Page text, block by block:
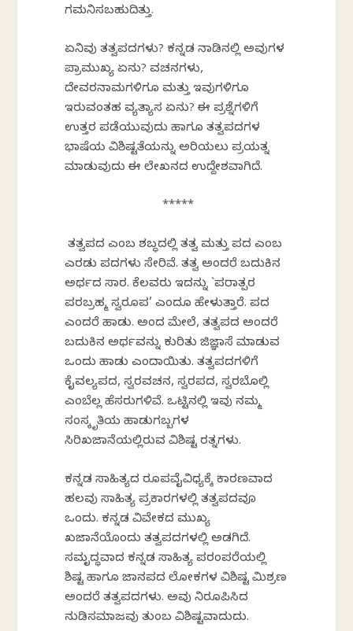
ಗಮನಿಸಬಹುದಿತ್ತು.
ಏನಿವು ತತ್ವಪದಗಳು? ಕನ್ನಡ ನಾಡಿನಲ್ಲಿ ಅವುಗಳ
ಪ್ರಾಮುಖ್ಯ ಏನು? ವಚನಗಳು,
ದೇವರನಾಮಗಳಿಗೂ ಮತ್ತು ಇವುಗಳಿಗೂ
ಇರುವಂತಹ ವ್ಯತ್ಯಾಸ ಏನು? ಈ ಪ್ರಶ್ನೆಗಳಿಗೆ
ಉತ್ತರ ಪಡೆಯುವುದು ಹಾಗೂ ತತ್ವಪದಗಳ
ಭಾಷೆಯ ವಿಶಿಷ್ಟತೆಯನ್ನು ಅರಿಯಲು ಪ್ರಯತ್ನ
ಮಾಡುವುದು ಈ ಲೇಖನದ ಉದ್ದೇಶವಾಗಿದೆ.
*****
ತತ್ವಪದ ಎಂಬ ಶಬ್ಧದಲ್ಲಿ ತತ್ವ ಮತ್ತು ಪದ ಎಂಬ
ಎರಡು ಪದಗಳು ಸೇರಿವೆ. ತತ್ವ ಅಂದರೆ ಬದುಕಿನ
ಅರ್ಥದ ಸಾರ. ಕೆಲವರು ಇದನ್ನು `ಪರಾತ್ಪರ
ಪರಬ್ರಹ್ಮ ಸ್ವರೂಪ’ ಎಂದೂ ಹೇಳುತ್ತಾರೆ. ಪದ
ಎಂದರೆ ಹಾಡು. ಅಂದ ಮೇಲೆ, ತತ್ವಪದ ಅಂದರೆ
ಬದುಕಿನ ಅರ್ಥವನ್ನು ಕುರಿತು ಜಿಜ್ಞಾಸೆ ಮಾಡುವ
ಒಂದು ಹಾಡು ಎಂದಾಯಿತು. ತತ್ವಪದಗಳಿಗೆ
ಕೈವಲ್ಯಪದ, ಸ್ವರವಚನ, ಸ್ವರಪದ, ಸ್ವರಬೊಲ್ಲಿ
ಎಂಬೆಲ್ಲ ಹೆಸರುಗಳಿವೆ. ಒಟ್ಟಿನಲ್ಲಿ ಇವು ನಮ್ಮ
ಸಂಸ್ಕೃತಿಯ ಹಾಡುಗಬ್ಬಗಳ
ಸಿರಿಖಜಾನೆಯಲ್ಲಿರುವ ವಿಶಿಷ್ಟ ರತ್ನಗಳು.
ಕನ್ನಡ ಸಾಹಿತ್ಯದ ರೂಪವೈವಿಧ್ಯಕ್ಕೆ ಕಾರಣವಾದ
ಹಲವು ಸಾಹಿತ್ಯ ಪ್ರಕಾರಗಳಲ್ಲಿ ತತ್ವಪದವೂ
ಒಂದು. ಕನ್ನಡ ವಿವೇಕದ ಮುಖ್ಯ
ಖಜಾನೆಯೊಂದು ತತ್ವಪದಗಳಲ್ಲಿ ಅಡಗಿದೆ.
ಸಮೃದ್ಧವಾದ ಕನ್ನಡ ಸಾಹಿತ್ಯ ಪರಂಪರೆಯಲ್ಲಿ
ಶಿಷ್ಟ ಹಾಗೂ ಜಾನಪದ ಲೋಕಗಳ ವಿಶಿಷ್ಟ ಮಿಶ್ರಣ
ಅಂದರೆ ತತ್ವಪದಗಳು. ಅವು ನಿರೂಪಿಸಿದ
ನುಡಿಸಮಾಜವು ತುಂಬ ವಿಶಿಷ್ಟವಾದುದು.